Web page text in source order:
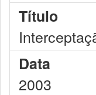
Título
Data
2003